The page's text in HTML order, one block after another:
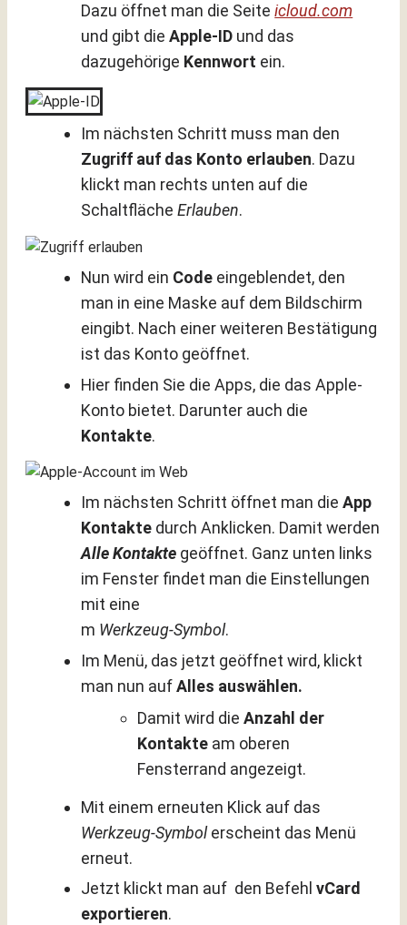
Dazu öffnet man die Seiteicloud.com
und gibt dieApple-ID und das
dazugehörige Kennwort ein.
Im nächsten Schritt muss man den
Zugriff auf das Konto erlauben. Dazu
klickt man rechts unten auf die
SchaltflächeErlauben.
Nun wird ein Code eingeblendet, den
man in eine Maske auf dem Bildschirm
eingibt. Nach einer weiteren Bestätigung
ist das Konto geöffnet.
Hier finden Sie die Apps, die das Apple-
Konto bietet. Darunter auch die
Kontakte.
Im nächsten Schritt öffnet man dieApp
Kontakte durch Anklicken. Damit werden
Alle Kontakte geöffnet. Ganz unten links
im Fenster findet man die Einstellungen
mit eine
m Werkzeug-Symbol.
Im Menü, das jetzt geöffnet wird, klickt
man nun aufAlles auswählen.
Damit wird die Anzahl der
Kontakteam oberen
Fensterrand angezeigt.
Mit einem erneuten Klick auf das
Werkzeug-Symbolerscheint das Menü
erneut.
Jetzt klickt man auf den BefehlvCard
exportieren.